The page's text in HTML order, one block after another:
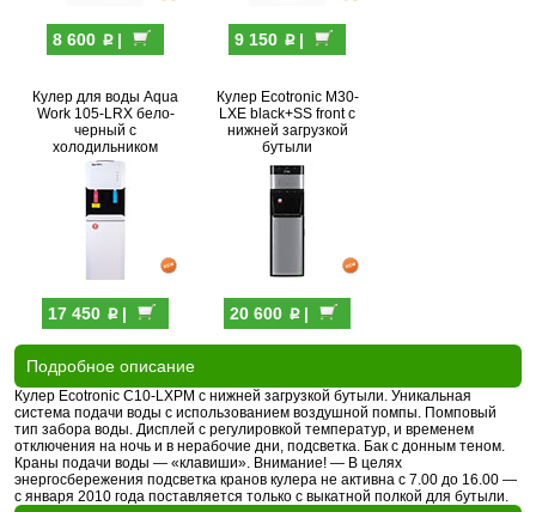
8 600 p| 9 150 p|
Кулер для воды Aqua
Work 105-LRX бело-
черный с
холодильником
17 450 p|
Кулер Ecotronic M30-
LXE black+SS front с
нижней загрузкой
бутыли
20 600 p|
Подробное описание
Кулер Ecotronic C10-LXPM с нижней загрузкой бутыли. Уникальная
система подачи воды с использованием воздушной помпы. Помповый
тип забора воды. Дисплей с регулировкой температур, и временем
отключения на ночь и в нерабочие дни, подсветка. Бак с донным теном.
Краны подачи воды — «клавиши». Внимание! — В целях
энергосбережения подсветка кранов кулера не активна с 7.00 до 16.00 —
c января 2010 года поставляется только с выкатной полкой для бутыли.